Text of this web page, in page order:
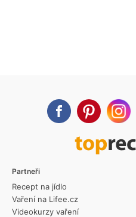
Partneři
Recept na jídlo
Vaření na Lifee.cz
Videokurzy vaření